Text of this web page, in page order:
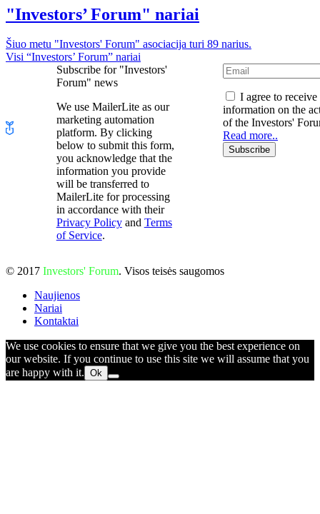
"Investors’ Forum" nariai
Šiuo metu "Investors' Forum" asociacija turi 89 narius.
Visi “Investors’ Forum” nariai
Subscribe for "Investors'
Forum" news
We use MailerLite as our
marketing automation
platform. By clicking
below to submit this form,
you acknowledge that the
information you provide
will be transferred to
MailerLite for processing
in accordance with their
Privacy Policyand Terms
of Service.
I agree to receive
information on the
of the Investors'
Read more..
Subscribe
© 2017 Investors' Forum. Visos teisės saugomos
Naujienos
Nariai
Kontaktai
We use cookies to ensure that we give you the best experience on
our website. If you continue to use this site we will assume that you
are happy with it. Ok